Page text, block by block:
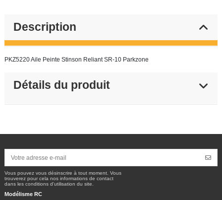
Description
PKZ5220 Aile Peinte Stinson Reliant SR-10 Parkzone
Détails du produit
Vous pouvez vous désinscrire à tout moment. Vous
trouverez pour cela nos informations de contact
dans les conditions d'utilisation du site.
Modélisme RC